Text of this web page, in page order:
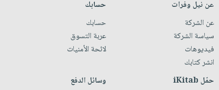
عن نيل وفرات
عن الشركة
سياسة الشركة
فيديوهات
انشر كتابك
حسابك
حسابك
عربة التسوق
لائحة الأمنيات
حمّل iKitab وسائل الدفع